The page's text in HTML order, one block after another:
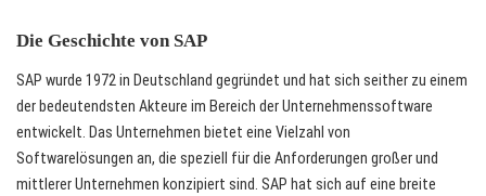
Die Geschichte von SAP
SAP wurde 1972 in Deutschland gegründet und hat sich seither zu einem
der bedeutendsten Akteure im Bereich der Unternehmenssoftware
entwickelt. Das Unternehmen bietet eine Vielzahl von
Softwarelösungen an, die speziell für die Anforderungen großer und
mittlerer Unternehmen konzipiert sind. SAP hat sich auf eine breite